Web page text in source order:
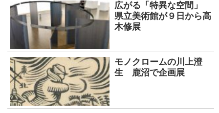
広がる「特異な空間」
県立美術館が９日から高
木修展
モノクロームの川上澄
生 鹿沼で企画展